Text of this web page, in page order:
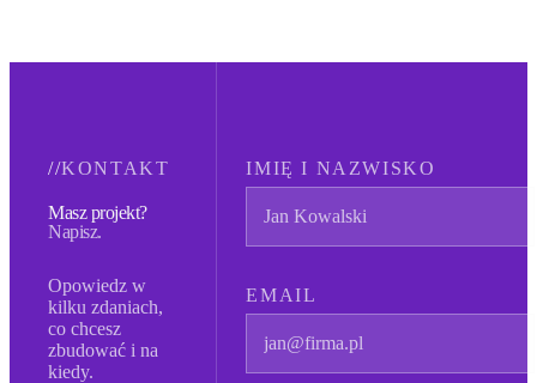
//KONTAKT
Masz projekt?
Napisz.
Opowiedz w
kilku zdaniach,
co chcesz
zbudować i na
kiedy.
IMIĘ I NAZWISKO
EMAIL